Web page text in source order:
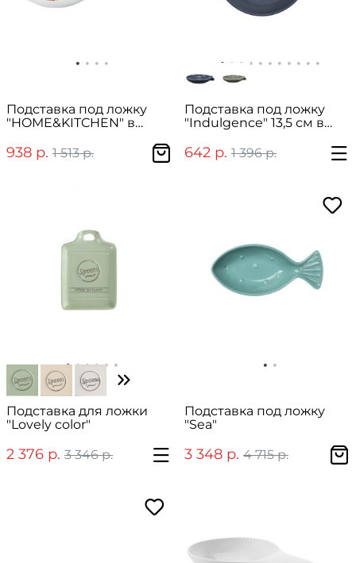
Подставка под ложку
"HOME&KITCHEN" в
938 р. 1 513 р.
Подставка под ложку
"Indulgence" 13,5 см в
642 р. 1 396 р.
Подставка для ложки
"Lovely color"
2 376 р. 3 346 р.
Подставка под ложку
"Sea"
3 348 р. 4 715 р.